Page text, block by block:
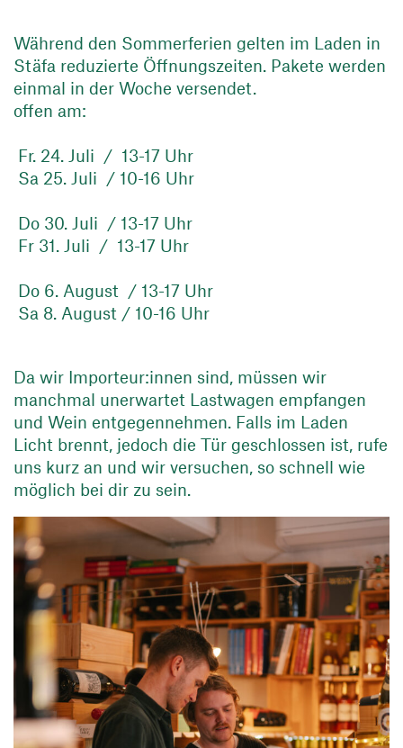
Während den Sommerferien gelten im Laden in
Stäfa reduzierte Öffnungszeiten. Pakete werden
einmal in der Woche versendet.
offen am:
Fr. 24. Juli / 13-17 Uhr
Sa 25. Juli / 10-16 Uhr
Do 30. Juli / 13-17 Uhr
Fr 31. Juli / 13-17 Uhr
Do 6. August / 13-17 Uhr
Sa 8. August / 10-16 Uhr
Da wir Importeur:innen sind, müssen wir
manchmal unerwartet Lastwagen empfangen
und Wein entgegennehmen. Falls im Laden
Licht brennt, jedoch die Tür geschlossen ist, rufe
uns kurz an und wir versuchen, so schnell wie
möglich bei dir zu sein.